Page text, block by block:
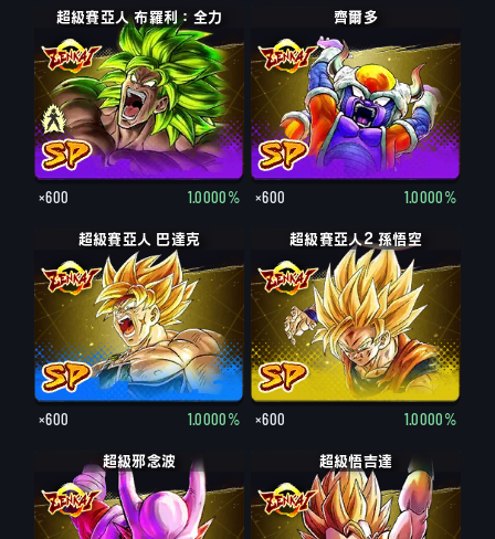
超級賽亞人 布羅利：全力
×600 1.0000%
齊爾多
×600 1.0000%
超級賽亞人 巴達克
×600 1.0000%
超級賽亞人2 孫悟空
×600 1.0000%
超級邪念波 超級悟吉達